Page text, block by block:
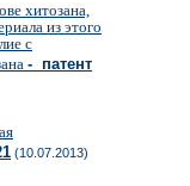
хитозана,
из этого
с
- патент
(10.07.2013)